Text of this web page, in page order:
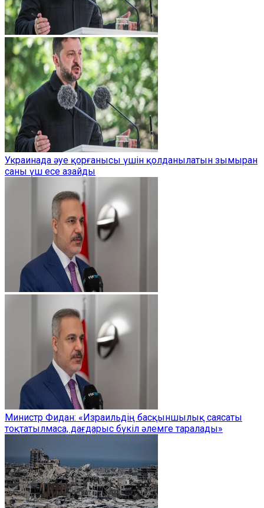
Украинада әуе қорғанысы үшін қолданылатын зымыран
саны үш есе азайды
Министр Фидан: «Израильдің басқыншылық саясаты
тоқтатылмаса, дағдарыс бүкіл әлемге таралады»